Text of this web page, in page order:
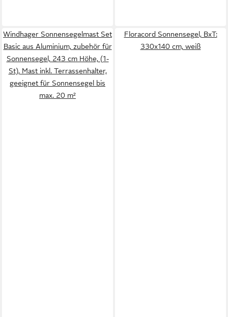
Windhager Sonnensegelmast Set
Basic aus Aluminium, zubehör für
Sonnensegel, 243 cm Höhe, (1-
St), Mast inkl. Terrassenhalter,
geeignet für Sonnensegel bis
max. 20 m²
Floracord Sonnensegel, BxT:
330x140 cm, weiß